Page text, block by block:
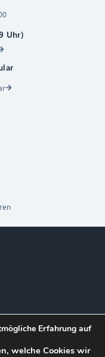
Uhr)
Erfahrung auf
welche Cookies wir
×